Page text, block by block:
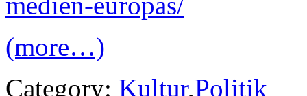
(more…)
Category: Kultur,Politik